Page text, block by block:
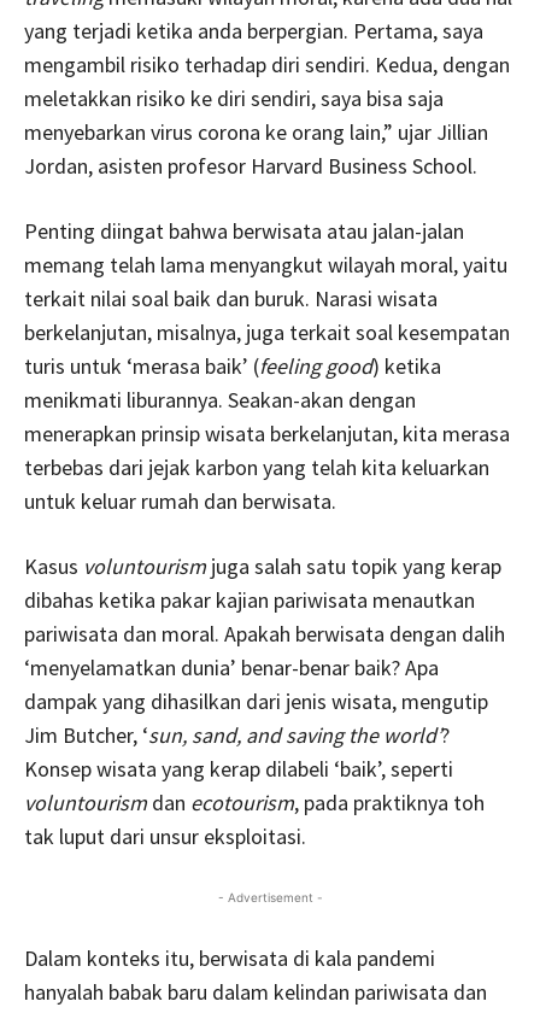
yang terjadi ketika anda berpergian. Pertama, saya
mengambil risiko terhadap diri sendiri. Kedua, dengan
meletakkan risiko ke diri sendiri, saya bisa saja
menyebarkan virus corona ke orang lain,” ujar Jillian
Jordan, asisten profesor Harvard Business School.
Penting diingat bahwa berwisata atau jalan-jalan
memang telah lama menyangkut wilayah moral, yaitu
terkait nilai soal baik dan buruk. Narasi wisata
berkelanjutan, misalnya, juga terkait soal kesempatan
turis untuk ‘merasa baik’ (feeling good) ketika
menikmati liburannya. Seakan-akan dengan
menerapkan prinsip wisata berkelanjutan, kita merasa
terbebas dari jejak karbon yang telah kita keluarkan
untuk keluar rumah dan berwisata.
Kasus voluntourism juga salah satu topik yang kerap
dibahas ketika pakar kajian pariwisata menautkan
pariwisata dan moral. Apakah berwisata dengan dalih
‘menyelamatkan dunia’ benar-benar baik? Apa
dampak yang dihasilkan dari jenis wisata, mengutip
Jim Butcher, ‘sun, sand, and saving the world’?
Konsep wisata yang kerap dilabeli ‘baik’, seperti
voluntourism dan ecotourism, pada praktiknya toh
tak luput dari unsur eksploitasi.
- Advertisement -
Dalam konteks itu, berwisata di kala pandemi
hanyalah babak baru dalam kelindan pariwisata dan